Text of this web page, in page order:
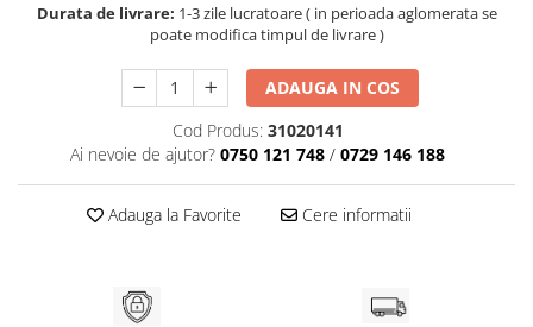
Durata de livrare: 1-3 zile lucratoare ( in perioada aglomerata se
poate modifica timpul de livrare )
ADAUGA IN COS
Cod Produs: 31020141
Ai nevoie de ajutor? 0750 121 748 / 0729 146 188
Adauga la Favorite Cere informatii